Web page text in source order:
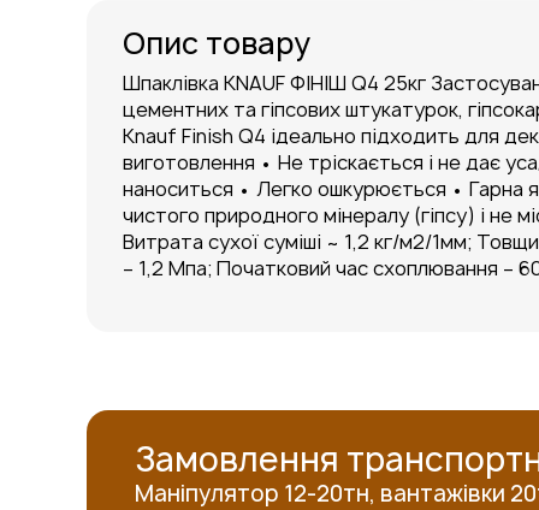
Опис товару
Шпаклівка KNAUF ФІНІШ Q4 25кг
цементних та гіпсових штукатурок,
Knauf Finish Q4 ідеально підходить для
виготовлення • Не тріскається і не дає
наноситься • Легко ошкурюється • Гарна
чистого природного мінералу (гіпсу) і не
Витрата сухої суміші ~ 1,2 кг/м2/1мм;
– 1,2 Мпа; Початковий час схоплювання –
Замовлення
Маніпулятор 12-20тн, вантажівки